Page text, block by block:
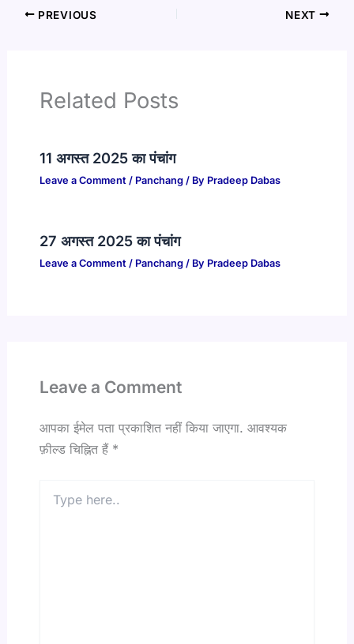
PREVIOUS NEXT
Related Posts
11 अगस्त 2025 का पंचांग
Leave a Comment / Panchang/ By Pradeep Dabas
27 अगस्त 2025 का पंचांग
Leave a Comment / Panchang/ By Pradeep Dabas
Leave a Comment
आपका ईमेल पता प्रकाशित नहीं किया जाएगा. आवश्यक
फ़ील्ड चिह्नित हैं *
here..